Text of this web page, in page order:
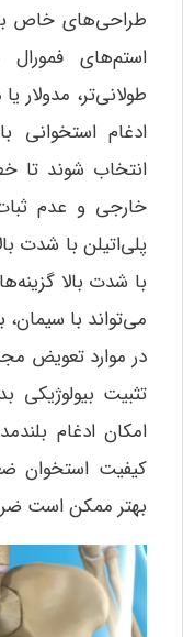
طراحی‌های خاص
استم‌های
طولانی‌تر،
ادغام
انتخاب شوند تا
خارجی و عدم
پلی‌اتیلن با شدت
با شدت بالا
می‌تواند با
در موارد تعویض
تثبیت بیولوژیکی
امکان ادغام
کیفیت استخوان
بهتر ممکن است